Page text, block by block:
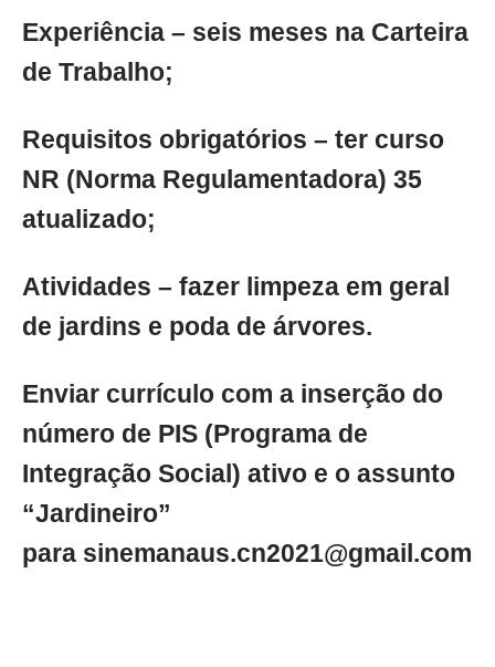
Experiência – seis meses na Carteira
de Trabalho;
Requisitos obrigatórios – ter curso
NR (Norma Regulamentadora) 35
atualizado;
Atividades – fazer limpeza em geral
de jardins e poda de árvores.
Enviar currículo com a inserção do
número de PIS (Programa de
Integração Social) ativo e o assunto
“Jardineiro”
para sinemanaus.cn2021@gmail.com